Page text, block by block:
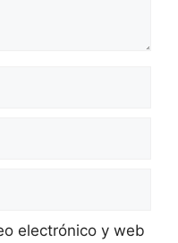
electrónico y web